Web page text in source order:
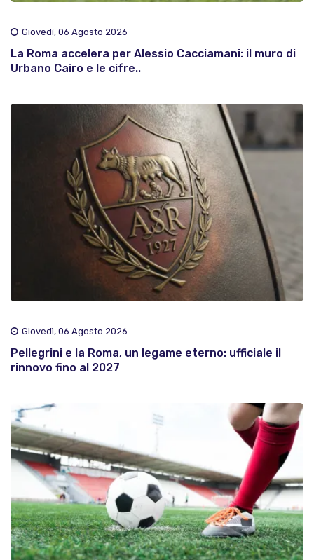
Giovedì, 06 Agosto 2026
La Roma accelera per Alessio Cacciamani: il muro di
Urbano Cairo e le cifre..
Giovedì, 06 Agosto 2026
Pellegrini e la Roma, un legame eterno: ufficiale il
rinnovo fino al 2027